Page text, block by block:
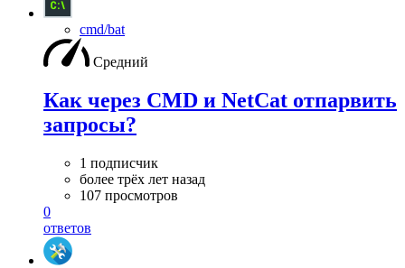
cmd/bat
Средний
Как через CMD и NetCat отпарвить
запросы?
1 подписчик
более трёх лет назад
107 просмотров
0
ответов